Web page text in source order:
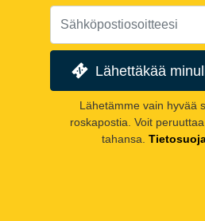
Lähettäkää
Lähetämme vain hyvää
roskapostia. Voit
tahansa.